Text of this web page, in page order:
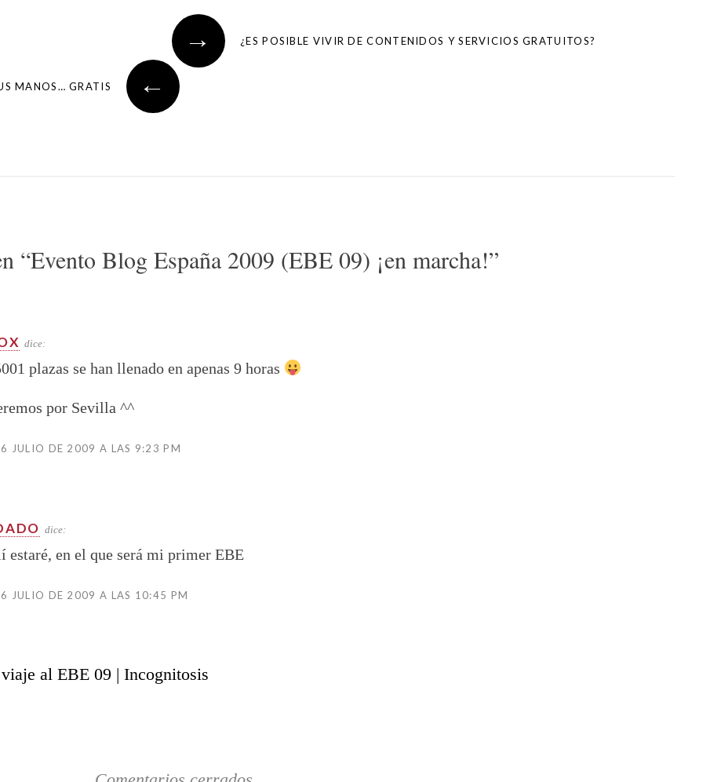
→ ¿ES POSIBLE VIVIR DE CONTENIDOS Y SERVICIOS GRATUITOS?
←
MANOS… GRATIS
“Evento Blog España 2009 (EBE 09) ¡en marcha!”
dice:
plazas se han llenado en apenas 9 horas
por Sevilla ^^
6 JULIO DE 2009 A LAS 9:23 PM
dice:
estaré, en el que será mi primer EBE
6 JULIO DE 2009 A LAS 10:45 PM
al EBE 09 | Incognitosis